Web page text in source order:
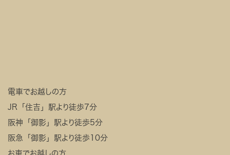
電車でお越しの方
JR「住吉」駅より徒歩7分
阪神「御影」駅より徒歩5分
阪急「御影」駅より徒歩10分
お車でお越しの方